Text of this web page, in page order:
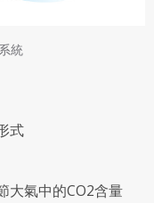
統
式
大氣中的CO2含量